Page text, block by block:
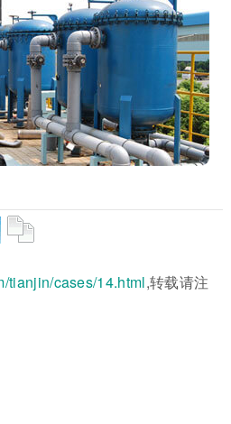
tianjin/cases/14.html,转载请注